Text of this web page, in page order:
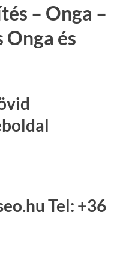
– Onga –
és
Tel: +36